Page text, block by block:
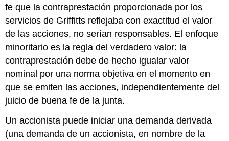
fe que la contraprestación proporcionada por los
servicios de Griffitts reflejaba con exactitud el valor
de las acciones, no serían responsables. El enfoque
minoritario es la regla del verdadero valor: la
contraprestación debe de hecho igualar valor
nominal por una norma objetiva en el momento en
que se emiten las acciones, independientemente del
juicio de buena fe de la junta.
Un accionista puede iniciar una demanda derivada
(una demanda de un accionista, en nombre de la